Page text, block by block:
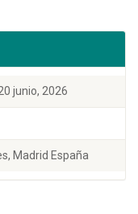
20 junio, 2026
Madrid España